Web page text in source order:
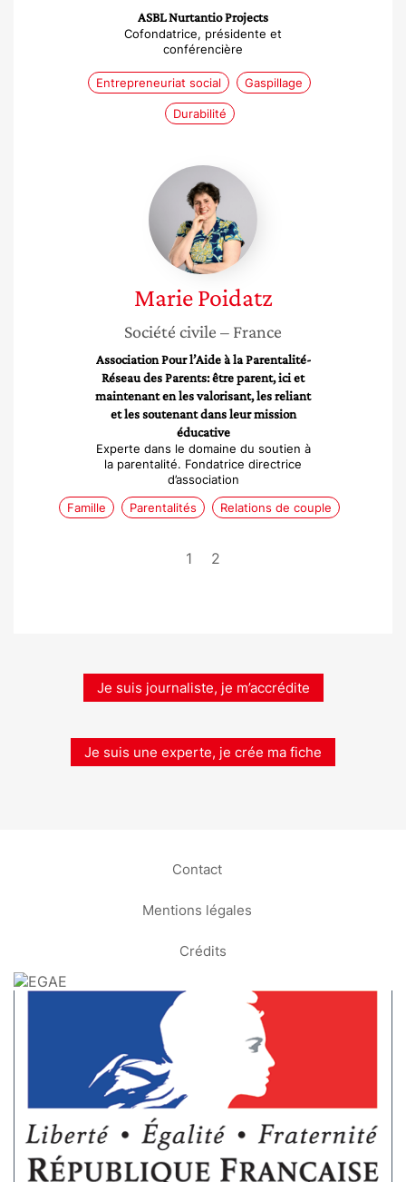
ASBL Nurtantio Projects
Cofondatrice, présidente et
conférencière
Entrepreneuriat social Gaspillage
Durabilité
Marie
Poidatz
Marie Poidatz
Société civile – France
Association Pour l’Aide à la Parentalité-
Réseau des Parents: être parent, ici et
maintenant en les valorisant, les reliant
et les soutenant dans leur mission
éducative
Experte dans le domaine du soutien à
la parentalité. Fondatrice directrice
d’association
Famille
Parentalités Relations de couple
1 2
Je suis journaliste, je m’accrédite
Je suis une experte, je crée ma fiche
Contact
Mentions légales
Crédits